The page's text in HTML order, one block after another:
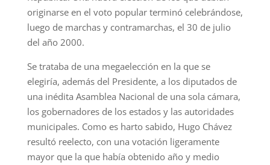
originarse en el voto popular terminó celebrándose,
luego de marchas y contramarchas, el 30 de julio
del año 2000.
Se trataba de una megaelección en la que se
elegiría, además del Presidente, a los diputados de
una inédita Asamblea Nacional de una sola cámara,
los gobernadores de los estados y las autoridades
municipales. Como es harto sabido, Hugo Chávez
resultó reelecto, con una votación ligeramente
mayor que la que había obtenido año y medio